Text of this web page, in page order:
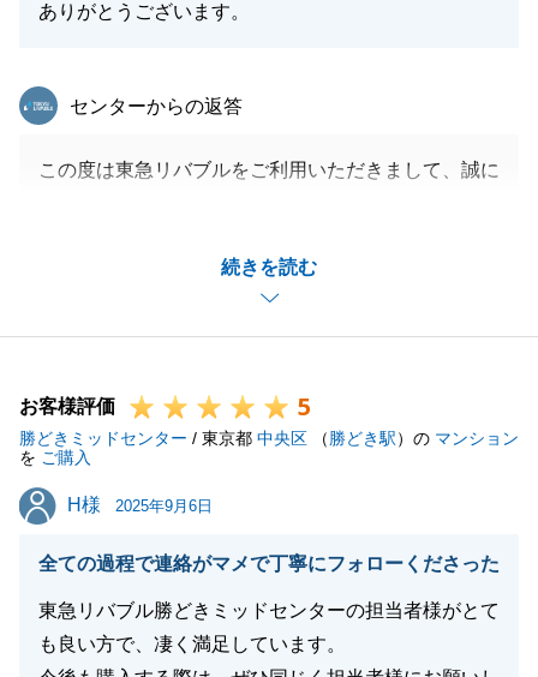
ありがとうございます。
続きを読む
東急リバブル
センターからの返答
この度は東急リバブルをご利用いただきまして、誠に
たので少しでも安心につながるように心掛けていたこ
E様のご協力があって無事引渡しができたこと改めて
今後とも何卒宜しくお願いいたします。
お客様評価 5
勝どきミッドセンター / 東京都 中央区 （ 勝どき駅）の マンション
を ご購入
H様
H様 2025年9月6日
全ての過程で連絡がマメで丁寧にフォローくださった
東急リバブル勝どきミッドセンターの担当者様がとて
も良い方で、凄く満足しています。